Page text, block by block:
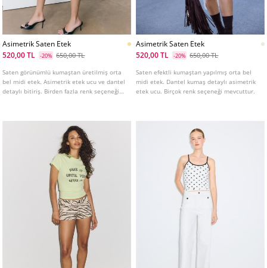
Asimetrik Saten Etek
520,00 TL
-20% 650,00 TL
Saten görünümlü kumaştan üretilmiş orta
bel midi etek. Asimetrik etek ucu ve dantel
detaylı bitiriş. Birden fazla renk seçeneği
Asimetrik Saten Etek
520,00 TL
-20% 650,00 TL
Saten efektli kumaştan yapılmış orta bel
midi etek. Dantel kumaş detaylı asimetrik
etek ucu. Birçok renk seçeneği mevcuttur.